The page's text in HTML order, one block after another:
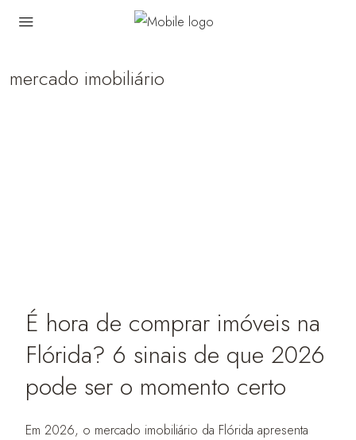
mercado imobiliário
É hora de comprar imóveis na
Flórida? 6 sinais de que 2026
pode ser o momento certo
Em 2026, o mercado imobiliário da Flórida apresenta